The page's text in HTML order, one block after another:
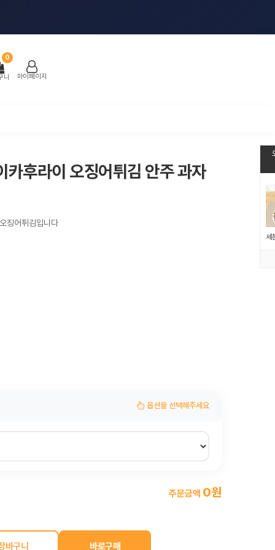
니
0
마이페이지
카후라이 오징어튀김 안주 과자
징어튀김입니다
옵션을 선택해주세요
주문금액 0원